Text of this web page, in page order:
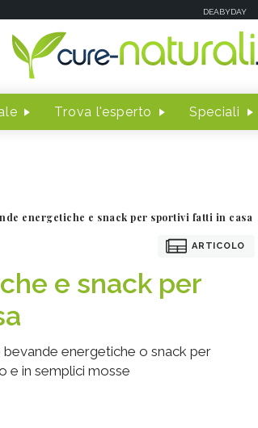
DEABYDAY
Trova l'esperto Speciali
energetiche e snack per sportivi fatti in casa
ARTICOLO
e snack per
energetiche o snack per
e in semplici mosse